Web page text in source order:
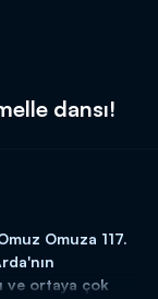
dansı!
Omuza 117.
ve ortaya çok